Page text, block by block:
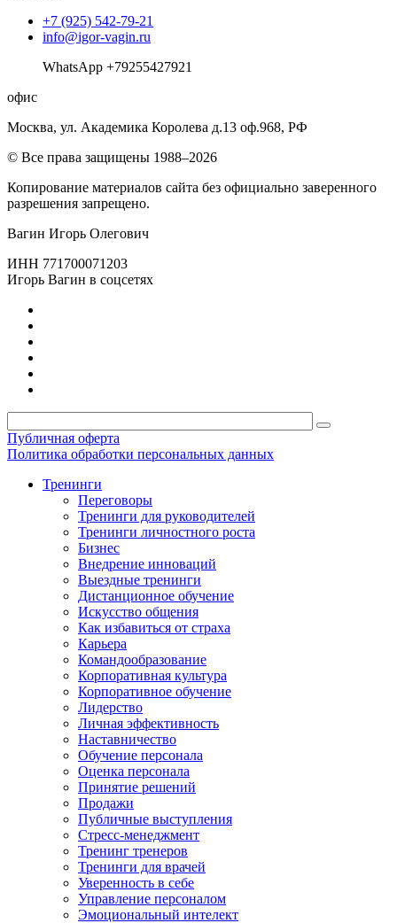
+7 (925) 542-79-21
info@igor-vagin.ru
WhatsApp +79255427921
офис
Москва, ул. Академика Королева д.13 оф.968, РФ
© Все права защищены 1988–2026
Копирование материалов сайта без официально заверенного
разрешения запрещено.
Вагин Игорь Олегович
ИНН 771700071203
Игорь Вагин в соцсетях
Публичная оферта
Политика обработки персональных данных
Тренинги
Переговоры
Тренинги для руководителей
Тренинги личностного роста
Бизнес
Внедрение инноваций
Выездные тренинги
Дистанционное обучение
Искусство общения
Как избавиться от страха
Карьера
Командообразование
Корпоративная культура
Корпоративное обучение
Лидерство
Личная эффективность
Наставничество
Обучение персонала
Оценка персонала
Принятие решений
Продажи
Публичные выступления
Стресс-менеджмент
Тренинг тренеров
Тренинги для врачей
Уверенность в себе
Управление персоналом
Эмоциональный интелект